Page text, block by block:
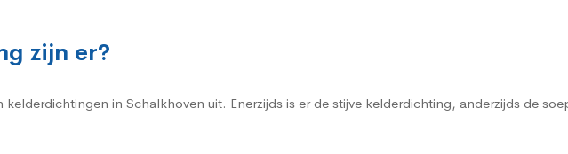
zijn er?
in Schalkhoven uit. Enerzijds is er de stijve kelderdichting, anderzijds de